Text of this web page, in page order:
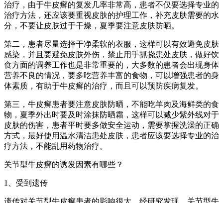
治疗，由于牛皮癣的复发几率非常高，患者不仅要选择专业的
治疗方法，还应该要重视皮肤的护理工作，补充皮肤需要的水
分，不要让皮肤过于干燥，夏季要注意皮肤防晒。
第二，患者尽量选择干净柔软的衣服，这样可以有效避免皮肤
感染，并且要避免皮肤外伤，禁止用手抓挠患处皮肤，做好饮
食方面的调养工作也是非常重要的，大多数的患者会出现身体
营养不良的情况，要多吃营养丰富的食物，可以增强患者的身
体素质，有助于牛皮癣的治疗，而且可以预防疾病复发。
第三，牛皮癣患者要注意皮肤防晒，不能吃羊肉及海鲜类的食
物，夏季外出时要及时涂抹防晒霜，这样可以减少紫外线对于
皮肤的伤害，患者平时要多做安全运动，需要掌握洗澡的正确
方式，最好使用温水清洁患处皮肤，患者应该要选择专业的治
疗方法，不能乱用药物治疗。
关节型牛皮癣的诱发因素有哪些？
1、受到遗传